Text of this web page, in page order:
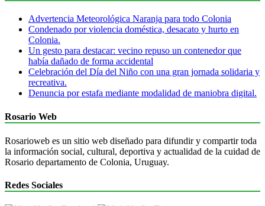
Advertencia Meteorológica Naranja para todo Colonia
Condenado por violencia doméstica, desacato y hurto en
Colonia.
Un gesto para destacar: vecino repuso un contenedor que
había dañado de forma accidental
Celebración del Día del Niño con una gran jornada solidaria y
recreativa.
Denuncia por estafa mediante modalidad de maniobra digital.
Rosario Web
Rosarioweb es un sitio web diseñado para difundir y compartir toda
la información social, cultural, deportiva y actualidad de la cuidad de
Rosario departamento de Colonia, Uruguay.
Redes Sociales